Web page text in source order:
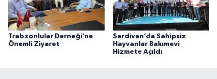
Trabzonlular Derneği’ne
Önemli Ziyaret
Serdivan’da Sahipsiz
Hayvanlar Bakımevi
Hizmete Açıldı